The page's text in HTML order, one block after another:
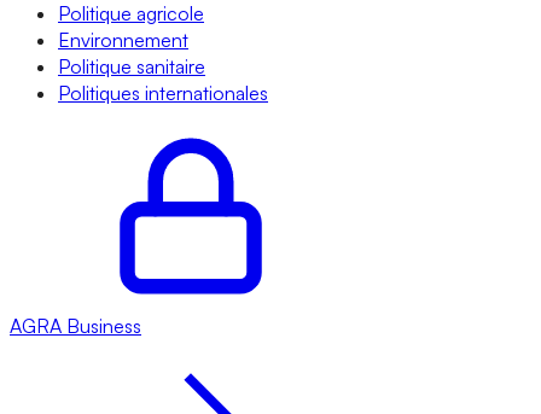
Politique agricole
Environnement
Politique sanitaire
Politiques internationales
AGRA Business